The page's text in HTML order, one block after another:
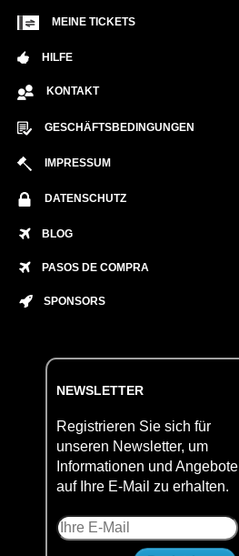
MEINE TICKETS
HILFE
KONTAKT
GESCHÄFTSBEDINGUNGEN
IMPRESSUM
DATENSCHUTZ
BLOG
PASOS DE COMPRA
SPONSORS
NEWSLETTER
Registrieren Sie sich für
unseren Newsletter, um
Informationen und Angebote
auf Ihre E-Mail zu erhalten.